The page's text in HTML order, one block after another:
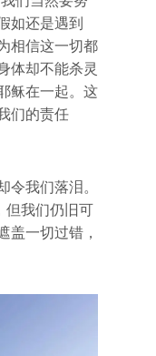
如还是遇到
相信这一切都
体却不能杀灵
稣在一起。这
们的责任
令我们落泪。
但我们仍旧可
盖一切过错，